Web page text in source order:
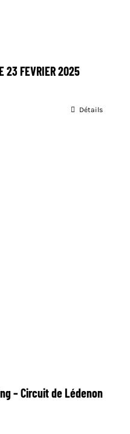
23 FEVRIER 2025
Détails
– Circuit de Lédenon